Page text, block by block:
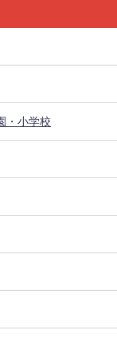
・小学校